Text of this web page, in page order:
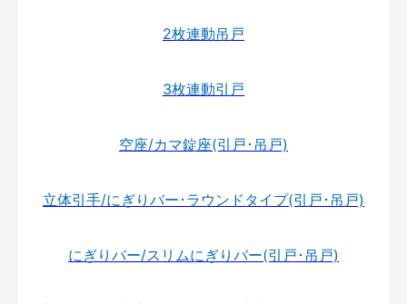
2枚連動吊戸
3枚連動引戸
空座/カマ錠座(引戸･吊戸)
立体引手/にぎりバー･ラウンドタイプ(引戸･吊戸)
にぎりバー/スリムにぎりバー(引戸･吊戸)